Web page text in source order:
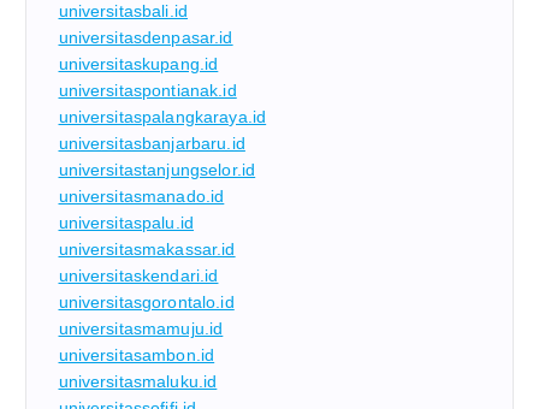
universitasbali.id
universitasdenpasar.id
universitaskupang.id
universitaspontianak.id
universitaspalangkaraya.id
universitasbanjarbaru.id
universitastanjungselor.id
universitasmanado.id
universitaspalu.id
universitasmakassar.id
universitaskendari.id
universitasgorontalo.id
universitasmamuju.id
universitasambon.id
universitasmaluku.id